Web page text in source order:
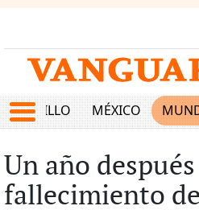
SALTILLO MÉXICO
Un año
fallecimiento